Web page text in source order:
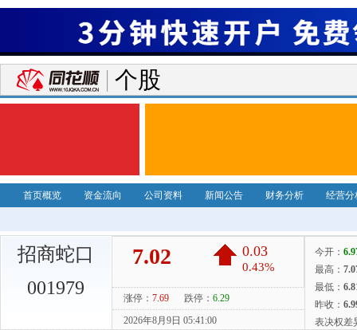
个股
首页概览 资金流向 公司资料 新闻公告 财务分析 经营分
招商蛇口
001979